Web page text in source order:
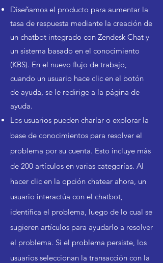
Diseñamos el producto para aumentar la
tasa de respuesta mediante la creación de
un chatbot integrado con Zendesk Chat y
un sistema basado en el conocimiento
(KBS). En el nuevo flujo de trabajo,
cuando un usuario hace clic en el botón
de ayuda, se le redirige a la página de
ayuda.
Los usuarios pueden charlar o explorar la
base de conocimientos para resolver el
problema por su cuenta. Esto incluye más
de 200 artículos en varias categorías. Al
hacer clic en la opción chatear ahora, un
usuario interactúa con el chatbot,
identifica el problema, luego de lo cual se
sugieren artículos para ayudarlo a resolver
el problema. Si el problema persiste, los
usuarios seleccionan la transacción con la